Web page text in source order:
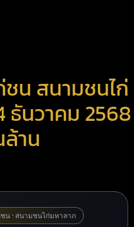
น สนามชนไก่
ธันวาคม 2568
าน
น · สนามชนไก่มหาลาภ